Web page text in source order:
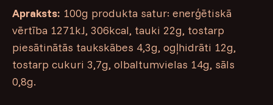
Apraksts: 100g produkta satur: enerģētiskā
vērtība 1271kJ, 306kcal, tauki 22g, tostarp
piesātinātās taukskābes 4,3g, ogļhidrāti 12g,
tostarp cukuri 3,7g, olbaltumvielas 14g, sāls
0,8g.